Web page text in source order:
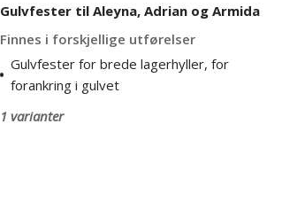
Gulvfester til Aleyna, Adrian og Armida
Finnes i forskjellige utførelser
Gulvfester for brede lagerhyller, for
forankring i gulvet
1 varianter